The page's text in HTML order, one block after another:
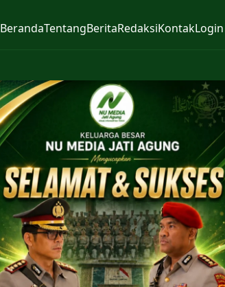
BerandaTentangBeritaRedaksiKontakLogin